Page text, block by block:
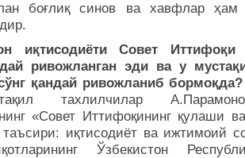
боғлиқ синов ва хавфлар ҳам
иқтисодиёти Совет
ривожланган эди ва у
қандай ривожланиб бормоқда?
тахлилчилар
«Совет Иттифоқининг қулаши
таъсири: иқтисодиёт ва ижтимоий
Ўзбекистон